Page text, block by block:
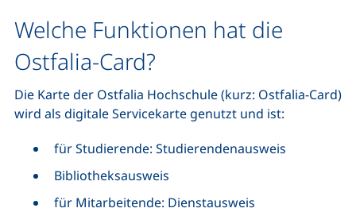
Welche Funktionen hat die
Ostfalia-Card?
Die Karte der Ostfalia Hochschule (kurz: Ostfalia-Card)
wird als digitale Servicekarte genutzt und ist:
für Studierende: Studierendenausweis
Bibliotheksausweis
für Mitarbeitende: Dienstausweis